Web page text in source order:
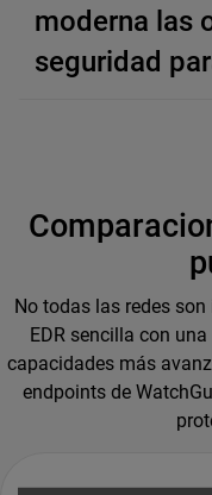
moderna las
seguridad
No todas las redes
EDR sencilla con
capacidades más
endpoints de